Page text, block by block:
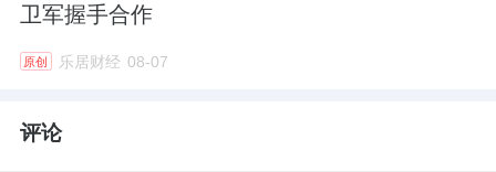
但做到很难。
卫军握手合作
原创 乐居财经 08-07
评论